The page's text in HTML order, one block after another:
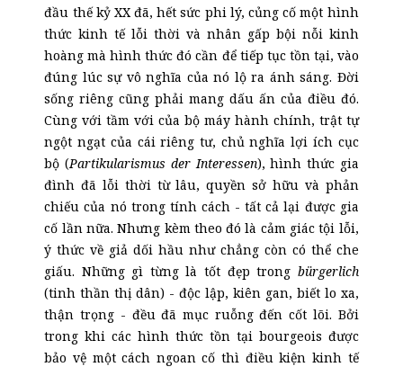
đầu thế kỷ XX đã, hết sức phi lý, củng cố một hình
thức kinh tế lỗi thời và nhân gấp bội nỗi kinh
hoàng mà hình thức đó cần để tiếp tục tồn tại, vào
đúng lúc sự vô nghĩa của nó lộ ra ánh sáng. Đời
sống riêng cũng phải mang dấu ấn của điều đó.
Cùng với tầm với của bộ máy hành chính, trật tự
ngột ngạt của cái riêng tư, chủ nghĩa lợi ích cục
bộ (Partikularismus der Interessen), hình thức gia
đình đã lỗi thời từ lâu, quyền sở hữu và phản
chiếu của nó trong tính cách - tất cả lại được gia
cố lần nữa. Nhưng kèm theo đó là cảm giác tội lỗi,
ý thức về giả dối hầu như chẳng còn có thể che
giấu. Những gì từng là tốt đẹp trong bürgerlich
(tinh thần thị dân) - độc lập, kiên gan, biết lo xa,
thận trọng - đều đã mục ruỗng đến cốt lõi. Bởi
trong khi các hình thức tồn tại bourgeois được
bảo vệ một cách ngoan cố thì điều kiện kinh tế